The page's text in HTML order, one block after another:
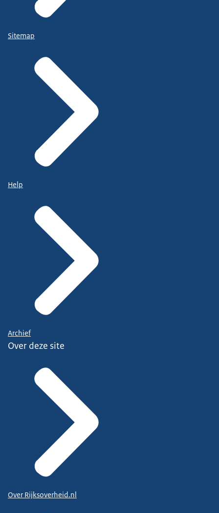
Sitemap
Help
Archief
Over deze site
Over Rijksoverheid.nl